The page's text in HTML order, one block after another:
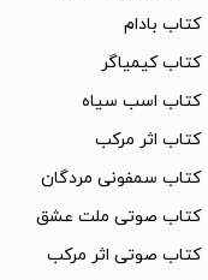
کتاب بادام
کتاب کیمیاگر
کتاب اسب سیاه
کتاب اثر مرکب
کتاب سمفونی مردگان
کتاب صوتی ملت عشق
کتاب صوتی اثر مرکب